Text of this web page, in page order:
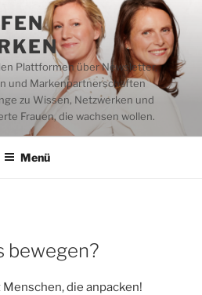
Plattformen über Newsletter,
und Markenpartnerschaften
zu Wissen, Netzwerken und
Frauen, die wachsen wollen.
Menü
bewegen?
die anpacken!